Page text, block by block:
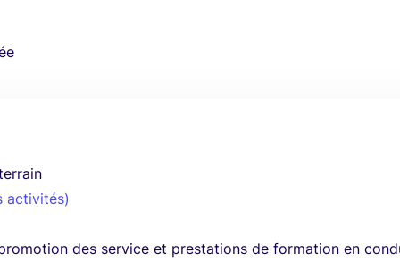
activités)
des service et prestations de formation en